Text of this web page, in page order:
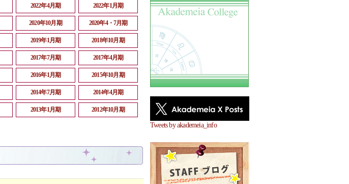
Tweets by akademeia_info
2022年4月期 2022年1月期
2020年10月期 2020年4・7月期
2019年1月期 2018年10月期
2017年7月期 2017年4月期
2016年1月期 2015年10月期
2014年7月期 2014年4月期
2013年1月期 2012年10月期